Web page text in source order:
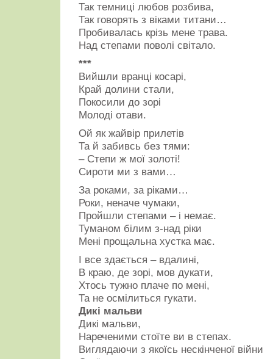
Так темниці любов розбива,
Так говорять з віками титани…
Пробивалась крізь мене трава.
Над степами поволі світало.
***
Вийшли вранці косарі,
Край долини стали,
Покосили до зорі
Молоді отави.
Ой як жайвір прилетів
Та й забивсь без тями:
– Степи ж мої золоті!
Сироти ми з вами…
За роками, за ріками…
Роки, неначе чумаки,
Пройшли степами – і немає.
Туманом білим з-над ріки
Мені прощальна хустка має.
І все здається – вдалині,
В краю, де зорі, мов дукати,
Хтось тужно плаче по мені,
Та не осмілиться гукати.
Дикі мальви
Дикі мальви,
Нареченими стоїте ви в степах.
Виглядаючи з якоїсь нескінченої війни